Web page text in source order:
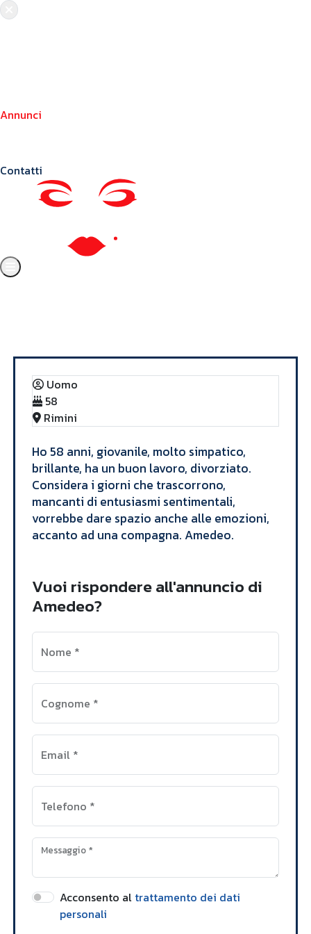
Annunci
Contatti
Annunci
Uomo
58
Rimini
Ho 58 anni, giovanile, molto simpatico,
brillante, ha un buon lavoro, divorziato.
Considera i giorni che trascorrono,
mancanti di entusiasmi sentimentali,
vorrebbe dare spazio anche alle emozioni,
accanto ad una compagna. Amedeo.
Vuoi rispondere all'annuncio di
Amedeo?
Nome *
Cognome *
Email *
Telefono *
Messaggio*
Acconsento al trattamento dei dati
personali